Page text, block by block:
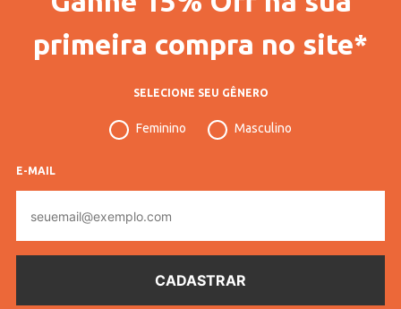
Idade Juvenil
Curta
Gola Redonda
Cores
primeira compra no site*
SELECIONE SEU GÊNERO
Feminino Masculino
E-MAIL
mail